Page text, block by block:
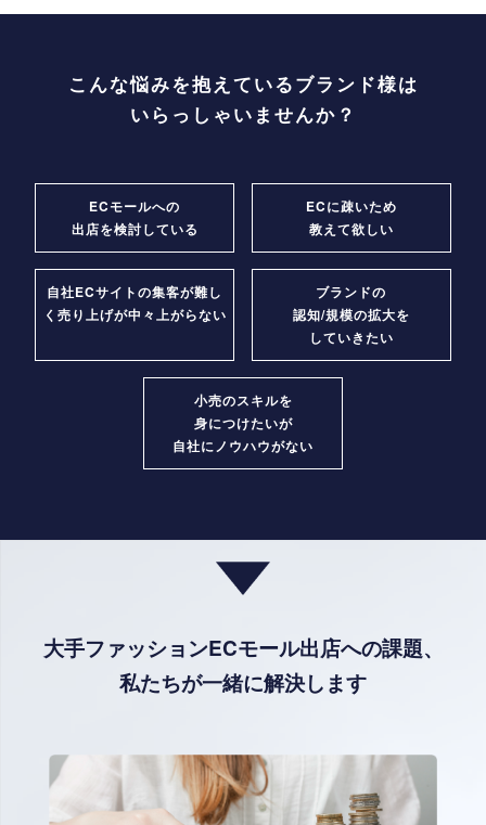
こんな悩みを抱えているブランド様は
いらっしゃいませんか？
ECモールへの
出店を検討している
ECに疎いため
教えて欲しい
自社ECサイトの集客が難し
く 売り上げが中々上がらない
ブランドの
認知/規模の拡大を
していきたい
小売のスキルを
身につけたいが
自社にノウハウがない
大手ファッションECモール出店への課題、
私たちが一緒に解決します